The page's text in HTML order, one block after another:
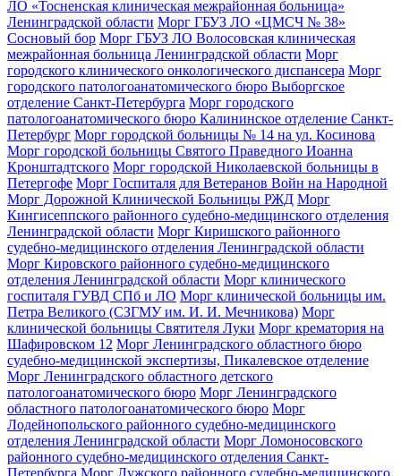
ЛО «Тосненская клиническая межрайонная больница»
Ленинградской области Морг ГБУЗ ЛО «ЦМСЧ № 38»
Сосновый бор Морг ГБУЗ ЛО Волосовская клиническая
межрайонная больница Ленинградской области Морг
городского клинического онкологического диспансера Морг
городского патологоанатомического бюро Выборгское
отделение Санкт-Петербурга Морг городского
патологоанатомического бюро Калининское отделение Санкт-
Петербург Морг городской больницы № 14 на ул. Косинова
Морг городской больницы Святого Праведного Иоанна
Кронштадтского Морг городской Николаевской больницы в
Петергофе Морг Госпиталя для Ветеранов Войн на Народной
Морг Дорожной Клинической Больницы РЖД Морг
Кингисеппского районного судебно-медицинского отделения
Ленинградской области Морг Киришского районного
судебно-медицинского отделения Ленинградской области
Морг Кировского районного судебно-медицинского
отделения Ленинградской области Морг клинического
госпиталя ГУВД СПб и ЛО Морг клинической больницы им.
Петра Великого (СЗГМУ им. И. И. Мечникова) Морг
клинической больницы Святителя Луки Морг крематория на
Шафировском 12 Морг Ленинградского областного бюро
судебно-медицинской экспертизы, Пикалевское отделение
Морг Ленинградского областного детского
патологоанатомического бюро Морг Ленинградского
областного патологоанатомического бюро Морг
Лодейнопольского районного судебно-медицинского
отделения Ленинградской области Морг Ломоносовского
районного судебно-медицинского отделения Санкт-
Петербурга Морг Лужского районного судебно-медицинского